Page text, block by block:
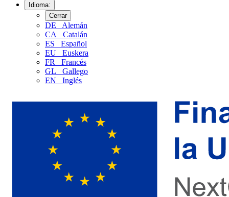
Idioma:
Cerrar
DE
Alemán
CA
Catalán
ES
Español
EU
Euskera
FR
Francés
GL
Gallego
EN
Inglés